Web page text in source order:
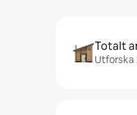
Totalt
Utforska